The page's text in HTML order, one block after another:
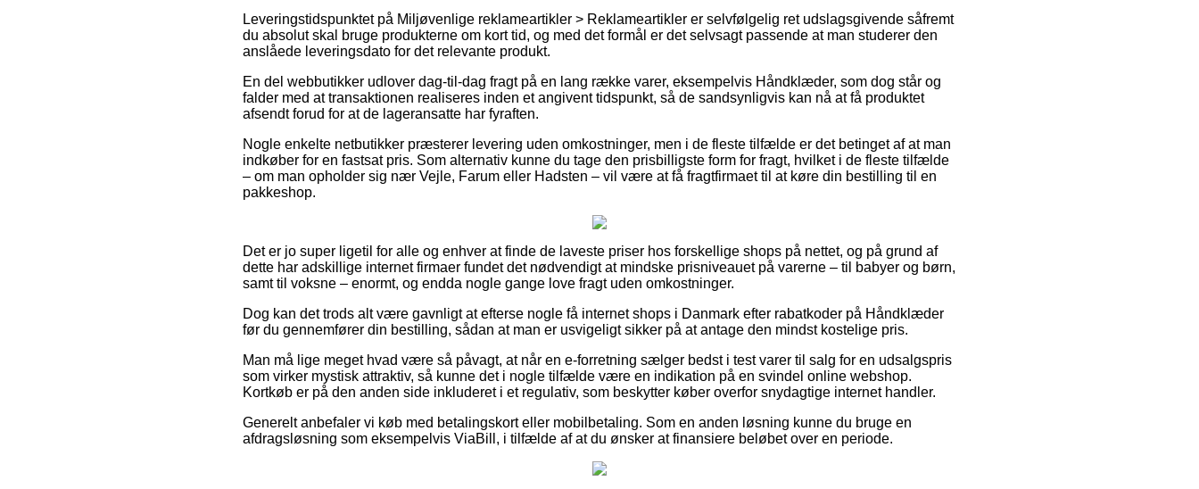
Leveringstidspunktet på Miljøvenlige reklameartikler > Reklameartikler er selvfølgelig ret udslagsgivende såfremt
du absolut skal bruge produkterne om kort tid, og med det formål er det selvsagt passende at man studerer den
anslåede leveringsdato for det relevante produkt.
En del webbutikker udlover dag-til-dag fragt på en lang række varer, eksempelvis Håndklæder, som dog står og
falder med at transaktionen realiseres inden et angivent tidspunkt, så de sandsynligvis kan nå at få produktet
afsendt forud for at de lageransatte har fyraften.
Nogle enkelte netbutikker præsterer levering uden omkostninger, men i de fleste tilfælde er det betinget af at man
indkøber for en fastsat pris. Som alternativ kunne du tage den prisbilligste form for fragt, hvilket i de fleste tilfælde
– om man opholder sig nær Vejle, Farum eller Hadsten – vil være at få fragtfirmaet til at køre din bestilling til en
pakkeshop.
Det er jo super ligetil for alle og enhver at finde de laveste priser hos forskellige shops på nettet, og på grund af
dette har adskillige internet firmaer fundet det nødvendigt at mindske prisniveauet på varerne – til babyer og børn,
samt til voksne – enormt, og endda nogle gange love fragt uden omkostninger.
Dog kan det trods alt være gavnligt at efterse nogle få internet shops i Danmark efter rabatkoder på Håndklæder
før du gennemfører din bestilling, sådan at man er usvigeligt sikker på at antage den mindst kostelige pris.
Man må lige meget hvad være så påvagt, at når en e-forretning sælger bedst i test varer til salg for en udsalgspris
som virker mystisk attraktiv, så kunne det i nogle tilfælde være en indikation på en svindel online webshop.
Kortkøb er på den anden side inkluderet i et regulativ, som beskytter køber overfor snydagtige internet handler.
Generelt anbefaler vi køb med betalingskort eller mobilbetaling. Som en anden løsning kunne du bruge en
afdragsløsning som eksempelvis ViaBill, i tilfælde af at du ønsker at finansiere beløbet over en periode.